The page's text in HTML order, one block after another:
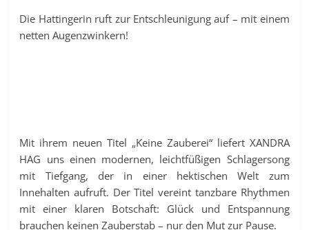
Die Hattingerin ruft zur Entschleunigung auf – mit einem
netten Augenzwinkern!
Mit ihrem neuen Titel „Keine Zauberei“ liefert XANDRA
HAG uns einen modernen, leichtfüßigen Schlagersong
mit Tiefgang, der in einer hektischen Welt zum
Innehalten aufruft. Der Titel vereint tanzbare Rhythmen
mit einer klaren Botschaft: Glück und Entspannung
brauchen keinen Zauberstab – nur den Mut zur Pause.